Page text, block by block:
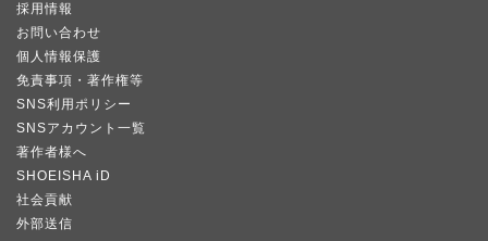
採用情報
お問い合わせ
個人情報保護
免責事項・著作権等
SNS利用ポリシー
SNSアカウント一覧
著作者様へ
SHOEISHA iD
社会貢献
外部送信